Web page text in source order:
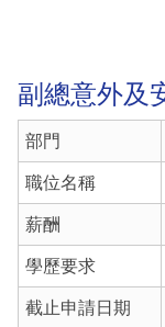
副總意外及
部門
職位名稱
薪酬
學歷要求
截止申請日期